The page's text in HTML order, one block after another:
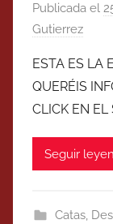
Publicada el
Gutierrez
ESTA ES LA
QUERÉIS
CLICK EN EL
Seguir
Catas,